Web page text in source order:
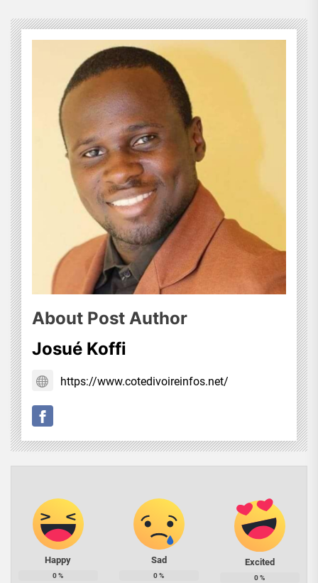
About Post Author
Josué Koffi
https://www.cotedivoireinfos.net/
Happy
0%
Sad
0%
Excited
0%